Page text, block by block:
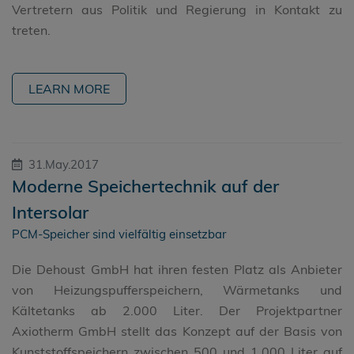
Vertretern aus Politik und Regierung in Kontakt zu
treten.
LEARN MORE
31.May.2017
Moderne Speichertechnik auf der
Intersolar
PCM-Speicher sind vielfältig einsetzbar
Die Dehoust GmbH hat ihren festen Platz als Anbieter
von Heizungspufferspeichern, Wärmetanks und
Kältetanks ab 2.000 Liter. Der Projektpartner
Axiotherm GmbH stellt das Konzept auf der Basis von